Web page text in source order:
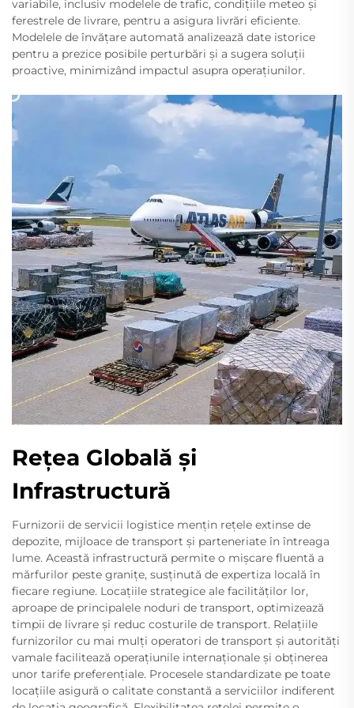
variabile, inclusiv modelele de trafic, condițiile meteo și
ferestrele de livrare, pentru a asigura livrări eficiente.
Modelele de învățare automată analizează date istorice
pentru a prezice posibile perturbări și a sugera soluții
proactive, minimizând impactul asupra operațiunilor.
Rețea Globală și
Infrastructură
Furnizorii de servicii logistice mențin rețele extinse de
depozite, mijloace de transport și parteneriate în întreaga
lume. Această infrastructură permite o mișcare fluentă a
mărfurilor peste granițe, susținută de expertiza locală în
fiecare regiune. Locațiile strategice ale facilităților lor,
aproape de principalele noduri de transport, optimizează
timpii de livrare și reduc costurile de transport. Relațiile
furnizorilor cu mai mulți operatori de transport și autorități
vamale facilitează operațiunile internaționale și obținerea
unor tarife preferențiale. Procesele standardizate pe toate
locațiile asigură o calitate constantă a serviciilor indiferent